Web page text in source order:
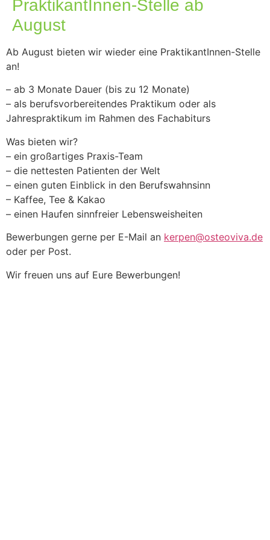
PraktikantInnen-Stelle ab
August
Ab August bieten wir wieder eine PraktikantInnen-Stelle
an!
– ab 3 Monate Dauer (bis zu 12 Monate)
– als berufsvorbereitendes Praktikum oder als
Jahrespraktikum im Rahmen des Fachabiturs
Was bieten wir?
– ein großartiges Praxis-Team
– die nettesten Patienten der Welt
– einen guten Einblick in den Berufswahnsinn
– Kaffee, Tee & Kakao
– einen Haufen sinnfreier Lebensweisheiten
Bewerbungen gerne per E-Mail an kerpen@osteoviva.de
oder per Post.
Wir freuen uns auf Eure Bewerbungen!